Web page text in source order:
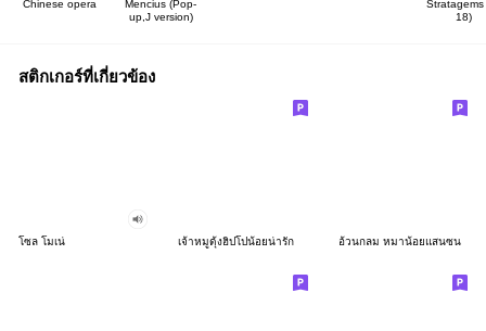
Chinese opera
Mencius (Pop-
up,J version)
Stratagems
18)
สติกเกอร์ที่เกี่ยวข้อง
โซล โมเน่ เจ้าหมูดุ้งฮิปโปน้อยน่ารัก อ้วนกลม หมาน้อยแสนซน